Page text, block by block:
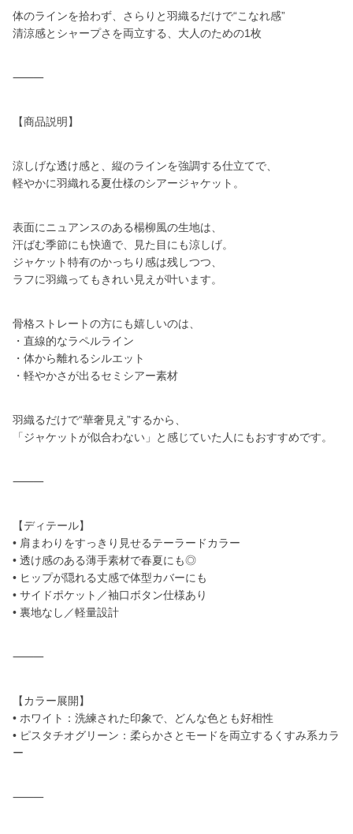
体のラインを拾わず、さらりと羽織るだけで“こなれ感”
清涼感とシャープさを両立する、大人のための1枚
⸻
【商品説明】
涼しげな透け感と、縦のラインを強調する仕立てで、
軽やかに羽織れる夏仕様のシアージャケット。
表面にニュアンスのある楊柳風の生地は、
汗ばむ季節にも快適で、見た目にも涼しげ。
ジャケット特有のかっちり感は残しつつ、
ラフに羽織ってもきれい見えが叶います。
骨格ストレートの方にも嬉しいのは、
・直線的なラペルライン
・体から離れるシルエット
・軽やかさが出るセミシアー素材
羽織るだけで“華奢見え”するから、
「ジャケットが似合わない」と感じていた人にもおすすめです。
⸻
【ディテール】
• 肩まわりをすっきり見せるテーラードカラー
• 透け感のある薄手素材で春夏にも◎
• ヒップが隠れる丈感で体型カバーにも
• サイドポケット／袖口ボタン仕様あり
• 裏地なし／軽量設計
⸻
【カラー展開】
• ホワイト：洗練された印象で、どんな色とも好相性
• ピスタチオグリーン：柔らかさとモードを両立するくすみ系カラ
ー
⸻